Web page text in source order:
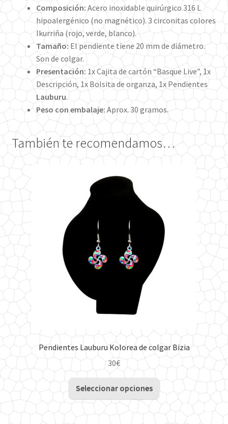
Composición: Acero inoxidable quirúrgico 316 L
hipoalergénico (no magnético). 3 circonitas colores
Ikurriña (rojo, verde, blanco).
Tamaño: El pendiente tiene 20 mm de diámetro.
Son de colgar.
Presentación: 1x Cajita de cartón “Basque Live”, 1x
Descripción, 1x Bolsita de organza, 1x Pendientes
Lauburu.
Peso con embalaje: Aprox. 30 gramos.
También te recomendamos…
Pendientes Lauburu Kolorea de colgar Bizia
30€
Seleccionar opciones
Este
producto
tiene
múltiples